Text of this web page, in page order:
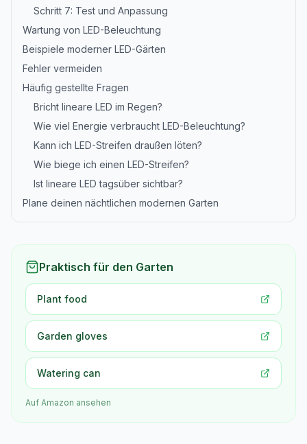
Schritt 7: Test und Anpassung
Wartung von LED-Beleuchtung
Beispiele moderner LED-Gärten
Fehler vermeiden
Häufig gestellte Fragen
Bricht lineare LED im Regen?
Wie viel Energie verbraucht LED-Beleuchtung?
Kann ich LED-Streifen draußen löten?
Wie biege ich einen LED-Streifen?
Ist lineare LED tagsüber sichtbar?
Plane deinen nächtlichen modernen Garten
Praktisch für den Garten
Plant food
Garden gloves
Watering can
Auf Amazon ansehen